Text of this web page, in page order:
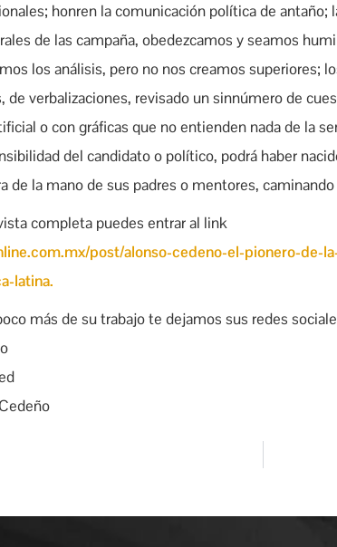
honren la comunicación política de antaño;
de las campaña, obedezcamos y seamos
los análisis, pero no nos creamos superiores;
de verbalizaciones, revisado un sinnúmero de
o con gráficas que no entienden nada de la
del candidato o político, podrá haber
de la mano de sus padres o mentores,
completa puedes entrar al link
post/alonso-cedeno-el-pionero-de-
latina.
más de su trabajo te dejamos sus redes